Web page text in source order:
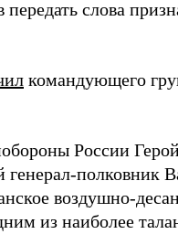
слова
командующего
России
полковник
воздушно-
из наиболее